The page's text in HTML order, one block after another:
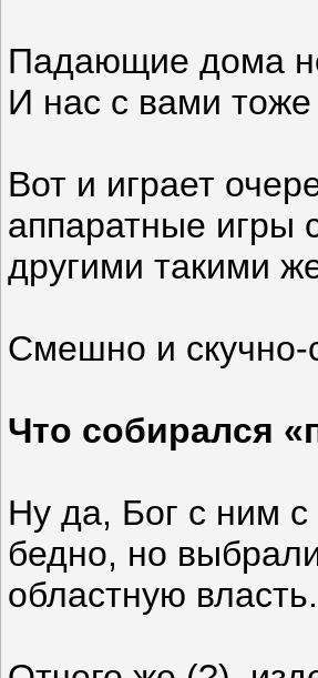
Падающие дома
И нас с вами
Вот и играет
аппаратные игры
другими такими
Смешно и
Что собирался
Ну да, Бог с ним
бедно, но
областную